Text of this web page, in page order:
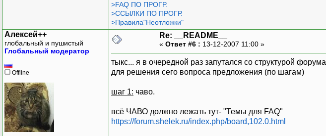
>FAQ ПО ПРОГР.
>ССЫЛКИ ПО ПРОГР.
>Правила"Неотложки"
Алексей++
глобальный и пушистый
Глобальный модератор
Offline
Re: __README__
« Ответ #6 : 13-12-2007 11:00 »
тыкс... я в очередной раз запутался со структурой форума
для решения сего вопроса предложения (по шагам)
шаг 1: чаво.
всё ЧАВО должно лежать тут- "Темы для FAQ"
https://forum.shelek.ru/index.php/board,102.0.html